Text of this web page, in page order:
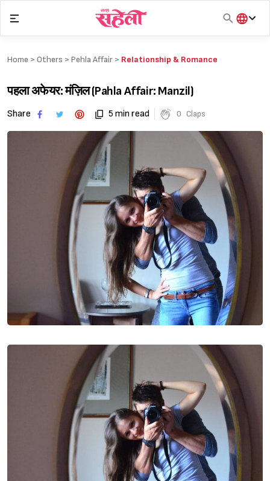
content
हिंदी
Home > Others > Pehla Affair > Relationship & Romance
पहला अफेयर: मंज़िल (Pahla Affair: Manzil)
Share 5 min read 0 Claps